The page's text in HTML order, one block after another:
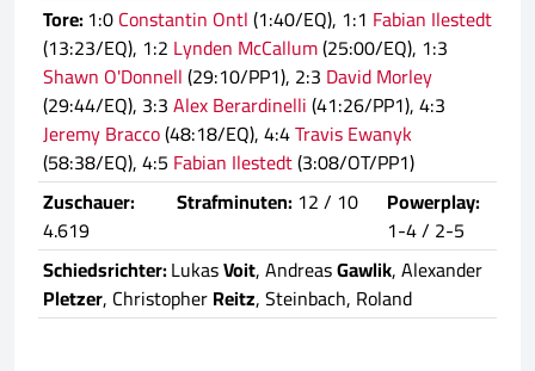
Tore:1:0Constantin Ontl(1:40/EQ), 1:1 Fabian Ilestedt
(13:23/EQ), 1:2 Lynden McCallum(25:00/EQ), 1:3
Shawn O'Donnell(29:10/PP1), 2:3 David Morley
(29:44/EQ), 3:3Alex Berardinelli(41:26/PP1), 4:3
Jeremy Bracco(48:18/EQ), 4:4Travis Ewanyk
(58:38/EQ), 4:5 Fabian Ilestedt(3:08/OT/PP1)
Zuschauer:
4.619
Strafminuten: 12 / 10
Powerplay:
1-4 / 2-5
Schiedsrichter:LukasVoit, AndreasGawlik, Alexander
Pletzer, ChristopherReitz, Steinbach, Roland